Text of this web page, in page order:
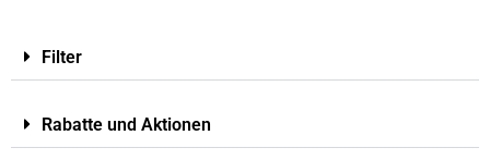
Filter
Rabatte und Aktionen